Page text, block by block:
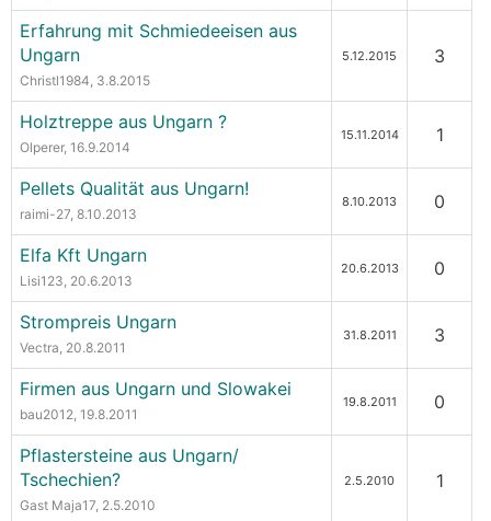
Erfahrung mit Schmiedeeisen aus
Ungarn
Christl1984, 3.8.2015
5.12.2015 3
Holztreppe aus Ungarn ?
Olperer, 16.9.2014
15.11.2014 1
Pellets Qualität aus Ungarn!
raimi-27, 8.10.2013
8.10.2013 0
Elfa Kft Ungarn
Lisi123, 20.6.2013
20.6.2013 0
Strompreis Ungarn
Vectra, 20.8.2011
31.8.2011 3
Firmen aus Ungarn und Slowakei
bau2012, 19.8.2011
19.8.2011 0
Pflastersteine aus Ungarn/
Tschechien?
Gast Maja17, 2.5.2010
2.5.2010 1